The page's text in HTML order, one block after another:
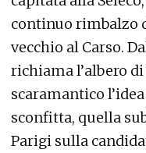
continuo rimbalzo
vecchio al Carso.
richiama l’albero
scaramantico
sconfitta, quella
Parigi sulla